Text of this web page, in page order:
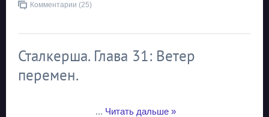
Комментарии (25)
Сталкерша. Глава 31: Ветер
перемен.
... Читать дальше »